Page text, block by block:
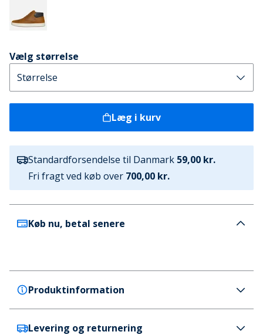
Vælg størrelse
Læg i kurv
Standardforsendelse til Danmark 59,00 kr.
Fri fragt ved køb over 700,00 kr.
Køb nu, betal senere
Produktinformation
GEOX
Levering og returnering